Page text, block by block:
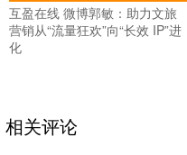
互盈在线 微博郭敏：助力文旅
营销从“流量狂欢”向“长效 IP”进
化
相关评论